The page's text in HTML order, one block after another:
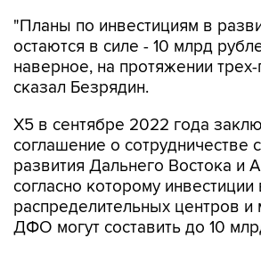
"Планы по инвестициям в
остаются в силе - 10 млрд
наверное, на протяжении трех-
сказал Безрядин.
X5 в сентябре 2022 года
соглашение о сотрудничестве
развития Дальнего Востока и
согласно которому инвестиции
распределительных центров и
ДФО могут составить до 10